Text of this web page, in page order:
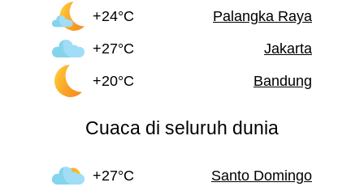
+24°C
Palangka Raya
+27°C
Jakarta
+20°C
Bandung
Cuaca di seluruh dunia
+27°C
Santo Domingo